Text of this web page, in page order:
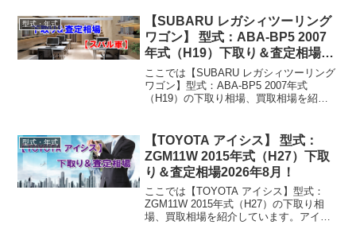
場：マイナス1万円～44万...
型式・年式
【SUBARU レガシィツーリング
ワゴン】 型式：ABA-BP5 2007
年式（H19）下取り＆査定相場
2026年8月！
ここでは【SUBARU レガシィツーリング
ワゴン】型式：ABA-BP5 2007年式
（H19）の下取り相場、買取相場を紹介
買取相場下取り相場：マイナス1...
型式・年式
【TOYOTA アイシス】 型式：
ZGM11W 2015年式（H27）下取
り＆査定相場2026年8月！
ここでは【TOYOTA アイシス】型式：
ZGM11W 2015年式（H27）の下取り相
場、買取相場を紹介しています。アイシ